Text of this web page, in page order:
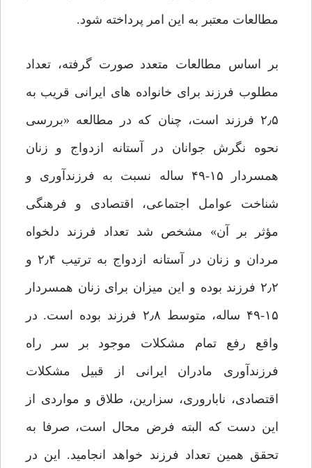
مطالعات معتبر به این امر پرداخته شود.
بر اساس مطالعات متعدد صورت گرفته، تعداد
مطلوب فرزند برای خانواده های ایرانی قریب به
۲٫۵ فرزند است، چنان که در مطالعه «بررسی
نحوه نگرش جوانان در آستانه ازدواج و زنان
همسردار ۱۵-۴۹ ساله نسبت به فرزندآوری و
شناخت عوامل اجتماعی، اقتصادی و فرهنگی
مؤثر بر آن» مشخص شد تعداد فرزند دلخواه
مردان و زنان در آستانه ازدواج به ترتیب ۲٫۴ و
۲٫۲ فرزند بوده و این میزان برای زنان همسردار
۱۵-۴۹ ساله، متوسط ۲٫۸ فرزند بوده است. در
واقع رفع تمام مشکلات موجود بر سر راه
فرزندآوری مادران ایرانی از قبیل مشکلات
اقتصادی، ناباروری، سزارین، طلاق و مواردی از
این دست که البته فرض محال است، صرفا به
تحقق همین تعداد فرزند خواهد انجامید. این در